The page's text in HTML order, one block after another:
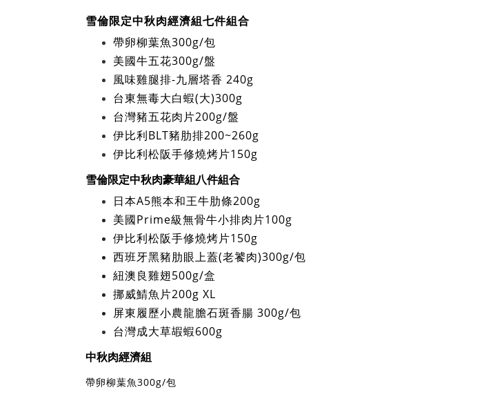
雪倫限定中秋肉經濟組七件組合
帶卵柳葉魚300g/包
美國牛五花300g/盤
風味雞腿排-九層塔香 240g
台東無毒大白蝦(大)300g
台灣豬五花肉片200g/盤
伊比利BLT豬肋排200~260g
伊比利松阪手修燒烤片150g
雪倫限定中秋肉豪華組八件組合
日本A5熊本和王牛肋條200g
美國Prime級無骨牛小排肉片100g
伊比利松阪手修燒烤片150g
西班牙黑豬肋眼上蓋(老饕肉)300g/包
紐澳良雞翅500g/盒
挪威鯖魚片200g XL
屏東履歷小農龍膽石斑香腸 300g/包
台灣成大草嘏蝦600g
中秋肉經濟組
帶卵柳葉魚300g/包